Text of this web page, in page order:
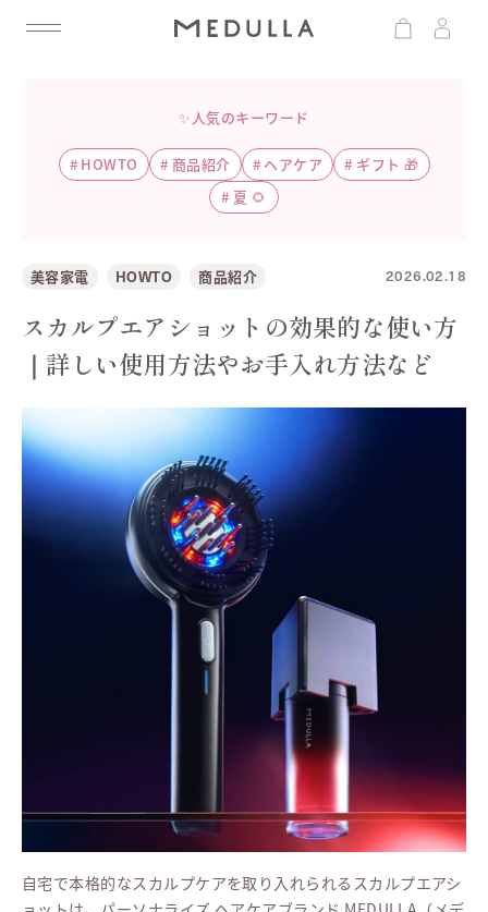
✨人気のキーワード
# HOWTO # 商品紹介 # ヘアケア # ギフト 🎁
# 夏 🌻
美容家電 HOWTO 商品紹介 2026.02.18
スカルプエアショットの効果的な使い方
｜詳しい使用方法やお手入れ方法など
自宅で本格的なスカルプケアを取り入れられるスカルプエアシ